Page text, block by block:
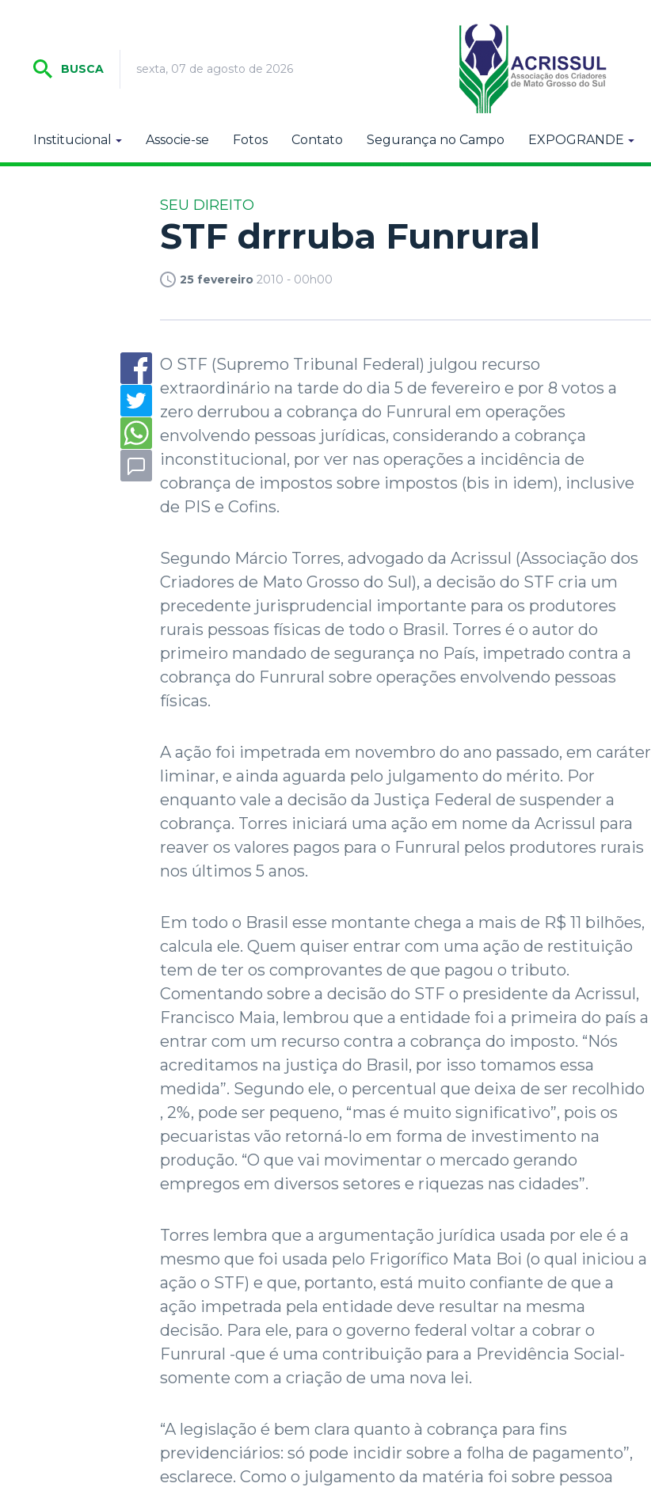
BUSCA sexta, 07 de agosto de 2026
Institucional Associe-se Fotos Contato Segurança no Campo EXPOGRANDE
SEU DIREITO
STF drrruba Funrural
25 fevereiro 2010 - 00h00
O STF (Supremo Tribunal Federal) julgou recurso
extraordinário na tarde do dia 5 de fevereiro e por 8 votos a
zero derrubou a cobrança do Funrural em operações
envolvendo pessoas jurídicas, considerando a cobrança
inconstitucional, por ver nas operações a incidência de
cobrança de impostos sobre impostos (bis in idem), inclusive
de PIS e Cofins.
Segundo Márcio Torres, advogado da Acrissul (Associação dos
Criadores de Mato Grosso do Sul), a decisão do STF cria um
precedente jurisprudencial importante para os produtores
rurais pessoas físicas de todo o Brasil. Torres é o autor do
primeiro mandado de segurança no País, impetrado contra a
cobrança do Funrural sobre operações envolvendo pessoas
físicas.
A ação foi impetrada em novembro do ano passado, em caráter
liminar, e ainda aguarda pelo julgamento do mérito. Por
enquanto vale a decisão da Justiça Federal de suspender a
cobrança. Torres iniciará uma ação em nome da Acrissul para
reaver os valores pagos para o Funrural pelos produtores rurais
nos últimos 5 anos.
Em todo o Brasil esse montante chega a mais de R$ 11 bilhões,
calcula ele. Quem quiser entrar com uma ação de restituição
tem de ter os comprovantes de que pagou o tributo.
Comentando sobre a decisão do STF o presidente da Acrissul,
Francisco Maia, lembrou que a entidade foi a primeira do país a
entrar com um recurso contra a cobrança do imposto. “Nós
acreditamos na justiça do Brasil, por isso tomamos essa
medida”. Segundo ele, o percentual que deixa de ser recolhido
, 2%, pode ser pequeno, “mas é muito significativo”, pois os
pecuaristas vão retorná-lo em forma de investimento na
produção. “O que vai movimentar o mercado gerando
empregos em diversos setores e riquezas nas cidades”.
Torres lembra que a argumentação jurídica usada por ele é a
mesmo que foi usada pelo Frigorífico Mata Boi (o qual iniciou a
ação o STF) e que, portanto, está muito confiante de que a
ação impetrada pela entidade deve resultar na mesma
decisão. Para ele, para o governo federal voltar a cobrar o
Funrural -que é uma contribuição para a Previdência Social-
somente com a criação de uma nova lei.
“A legislação é bem clara quanto à cobrança para fins
previdenciários: só pode incidir sobre a folha de pagamento”,
esclarece. Como o julgamento da matéria foi sobre pessoa